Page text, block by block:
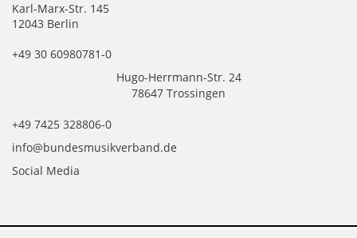
Karl-Marx-Str. 145
12043 Berlin
+49 30 60980781-0
Hugo-Herrmann-Str. 24
78647 Trossingen
+49 7425 328806-0
info@bundesmusikverband.de
Social Media